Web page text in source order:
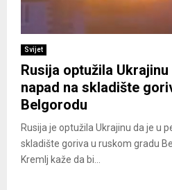
Svijet
Rusija optužila
napad na skladište
Belgorodu
Rusija je optužila Ukrajinu da je u
skladište goriva u ruskom gradu
Kremlj kaže da bi...